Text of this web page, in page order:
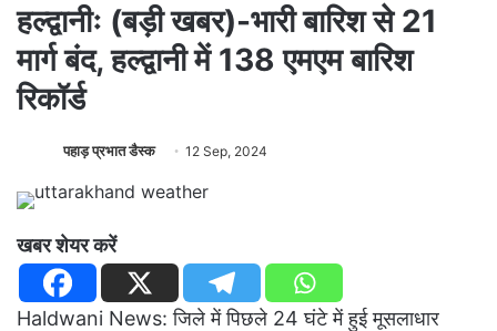
हल्द्वानीः (बड़ी खबर)-भारी बारिश से 21
मार्ग बंद, हल्द्वानी में 138 एमएम बारिश
रिकॉर्ड
पहाड़ प्रभात डैस्क 12 Sep, 2024
खबर शेयर करें
Haldwani News: जिले में पिछले 24 घंटे में हुई मूसलाधार